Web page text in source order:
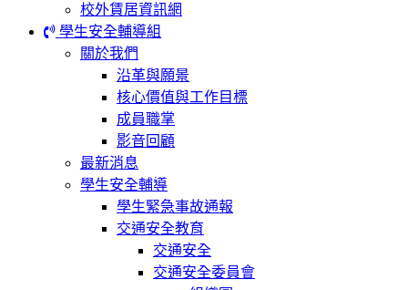
校外賃居資訊網
學生安全輔導組
關於我們
沿革與願景
核心價值與工作目標
成員職掌
影音回顧
最新消息
學生安全輔導
學生緊急事故通報
交通安全教育
交通安全
交通安全委員會